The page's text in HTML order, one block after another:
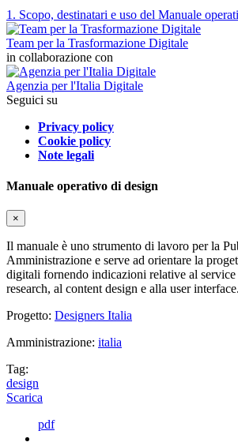
1. Scopo, destinatari e uso del Manuale
Team per la Trasformazione Digitale
in collaborazione con
Agenzia per l'Italia Digitale
Seguici su
Privacy policy
Cookie policy
Note legali
Manuale operativo di design
×
Il manuale è uno strumento di lavoro per la
Amministrazione e serve ad orientare la
digitali fornendo indicazioni relative al service
research, al content design e alla user interface.
Progetto: Designers Italia
Amministrazione: italia
Tag:
design
Scarica
pdf